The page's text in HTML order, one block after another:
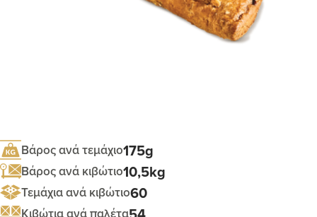
Βάρος ανά τεμάχιο175g
Βάρος ανά κιβώτιο10,5kg
Τεμάχια ανά κιβώτιο60
Κιβώτια ανά παλέτα